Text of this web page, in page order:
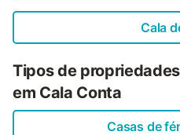
Cala
Tipos de
em Cala Conta
Casas de